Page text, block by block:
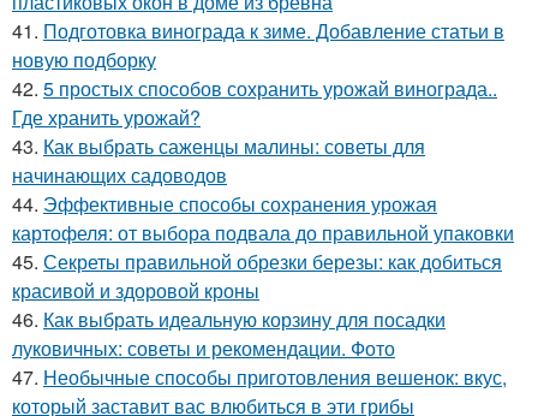
41. Подготовка винограда к зиме. Добавление статьи в
новую подборку
42. 5 простых способов сохранить урожай винограда..
Где хранить урожай?
43. Как выбрать саженцы малины: советы для
начинающих садоводов
44. Эффективные способы сохранения урожая
картофеля: от выбора подвала до правильной упаковки
45. Секреты правильной обрезки березы: как добиться
красивой и здоровой кроны
46. Как выбрать идеальную корзину для посадки
луковичных: советы и рекомендации. Фото
47. Необычные способы приготовления вешенок: вкус,
который заставит вас влюбиться в эти грибы